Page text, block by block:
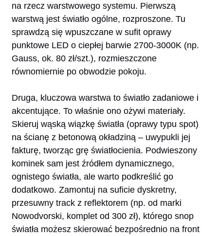
na rzecz warstwowego systemu. Pierwszą
warstwą jest światło ogólne, rozproszone. Tu
sprawdzą się wpuszczane w sufit oprawy
punktowe LED o ciepłej barwie 2700-3000K (np.
Gauss, ok. 80 zł/szt.), rozmieszczone
równomiernie po obwodzie pokoju.
Druga, kluczowa warstwa to światło zadaniowe i
akcentujące. To właśnie ono ożywi materiały.
Skieruj wąską wiązkę światła (oprawy typu spot)
na ścianę z betonową okładziną – uwypukli jej
fakturę, tworząc grę światłocienia. Podwieszony
kominek sam jest źródłem dynamicznego,
ognistego światła, ale warto podkreślić go
dodatkowo. Zamontuj na suficie dyskretny,
przesuwny track z reflektorem (np. od marki
Nowodvorski, komplet od 300 zł), którego snop
światła możesz skierować bezpośrednio na front